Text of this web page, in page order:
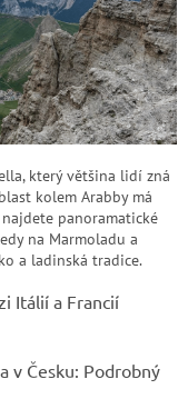
který většina lidí zná
kolem Arabby má
panoramatické
na Marmoladu a
a ladinská tradice.
Itálií a Francií
v Česku: Podrobný